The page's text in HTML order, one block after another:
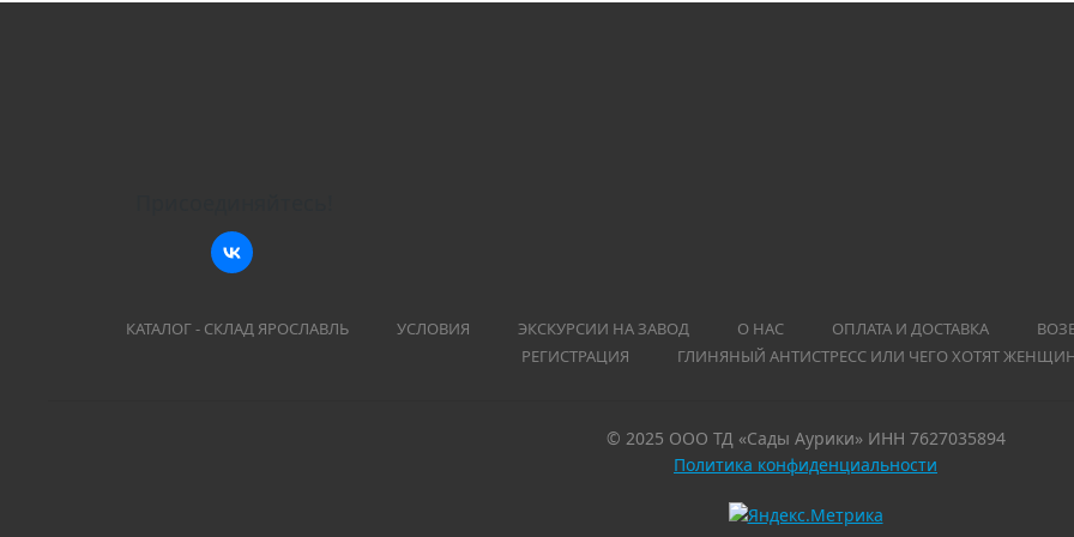
КАТАЛОГ - СКЛАД ЯРОСЛАВЛЬ УСЛОВИЯ ЭКСКУРСИИ НА ЗАВОД О НАС ОПЛАТА И ДОСТАВКА
РЕГИСТРАЦИЯ
ГЛИНЯНЫЙ АНТИСТРЕСС ИЛИ ЧЕГО ХОТЯТ
© 2025 ООО ТД «Сады Аурики» ИНН 7627035894
Политика конфиденциальности